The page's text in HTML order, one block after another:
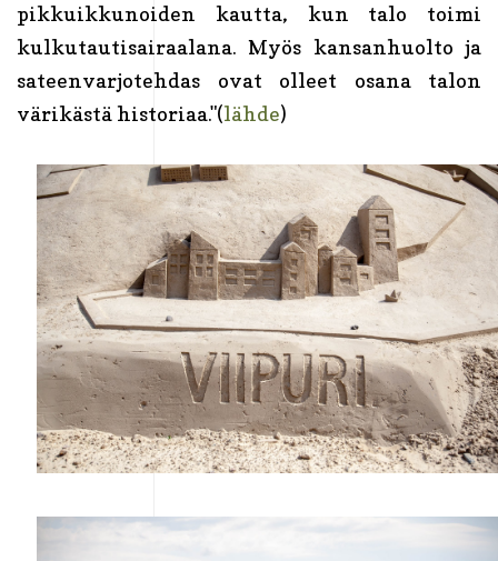
pikkuikkunoiden kautta, kun talo toimi
kulkutautisairaalana. Myös kansanhuolto ja
sateenvarjotehdas ovat olleet osana talon
värikästä historiaa."(lähde)